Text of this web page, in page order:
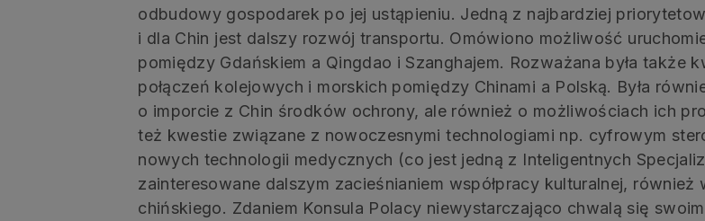
odbudowy gospodarek po jej ustąpieniu. Jedną z najbardziej
i dla Chin jest dalszy rozwój transportu. Omówiono możliwość
pomiędzy Gdańskiem a Qingdao i Szanghajem. Rozważana była
połączeń kolejowych i morskich pomiędzy Chinami a Polską. Była
o imporcie z Chin środków ochrony, ale również o możliwościach ich
też kwestie związane z nowoczesnymi technologiami np. cyfrowym
nowych technologii medycznych (co jest jedną z Inteligentnych
zainteresowane dalszym zacieśnianiem współpracy kulturalnej,
chińskiego. Zdaniem Konsula Polacy niewystarczająco chwalą się